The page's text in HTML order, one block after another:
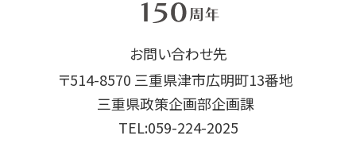
お問い合わせ先
〒514-8570 三重県津市広明町13番地
三重県政策企画部企画課
TEL:059-224-2025